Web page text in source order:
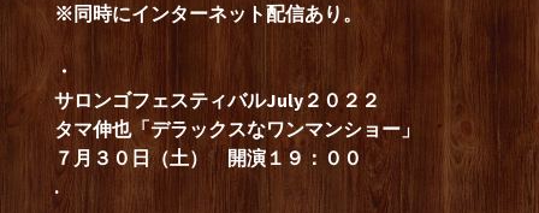
※同時にインターネット配信あり。
・
サロンゴフェスティバルJuly２０２２
タマ伸也「デラックスなワンマンショー」
７月３０日（土） 開演１９：００
.